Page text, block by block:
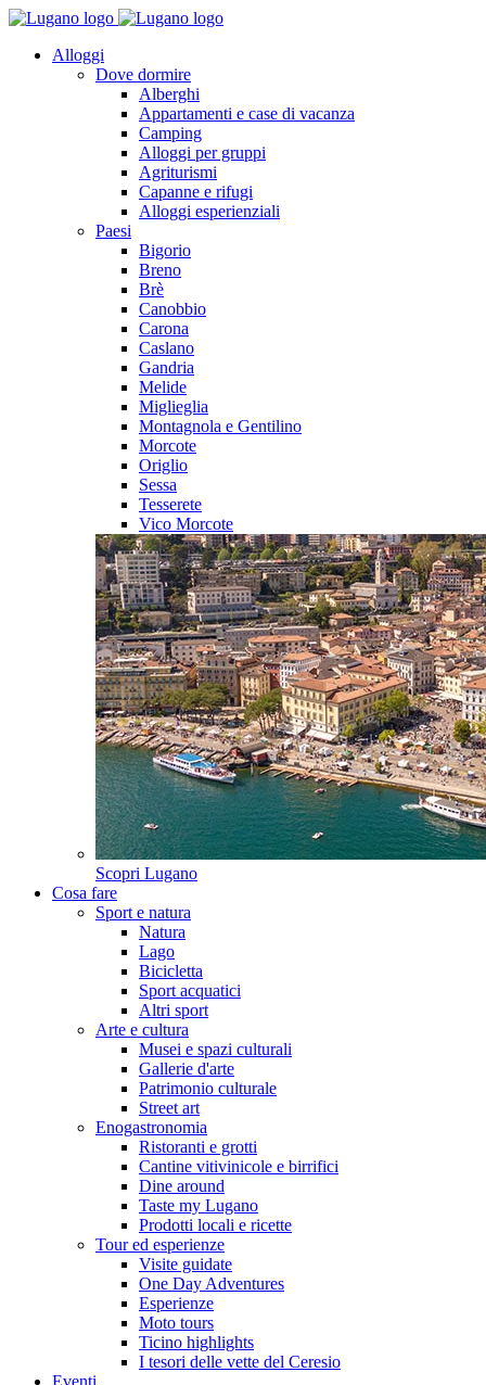
Alloggi
Dove dormire
Alberghi
Appartamenti e case di vacanza
Camping
Alloggi per gruppi
Agriturismi
Capanne e rifugi
Alloggi esperienziali
Paesi
Bigorio
Breno
Brè
Canobbio
Carona
Caslano
Gandria
Melide
Miglieglia
Montagnola e Gentilino
Morcote
Origlio
Sessa
Tesserete
Vico Morcote
Scopri Lugano
Cosa fare
Sport e natura
Natura
Lago
Bicicletta
Sport acquatici
Altri sport
Arte e cultura
Musei e spazi culturali
Gallerie d'arte
Patrimonio culturale
Street art
Enogastronomia
Ristoranti e grotti
Cantine vitivinicole e birrifici
Dine around
Taste my Lugano
Prodotti locali e ricette
Tour ed esperienze
Visite guidate
One Day Adventures
Esperienze
Moto tours
Ticino highlights
I tesori delle vette del Ceresio
Eventi